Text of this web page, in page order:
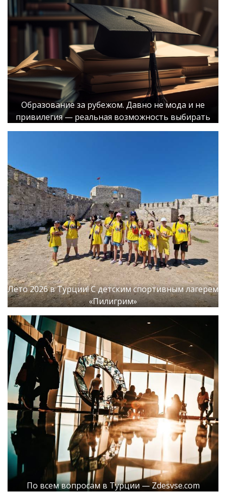
Образование за рубежом. Давно не мода и не
привилегия — реальная возможность выбирать
Лето 2026 в Турции! С детским спортивным лагерем
«Пилигрим»
По всем вопросам в Турции — Zdesvse.com